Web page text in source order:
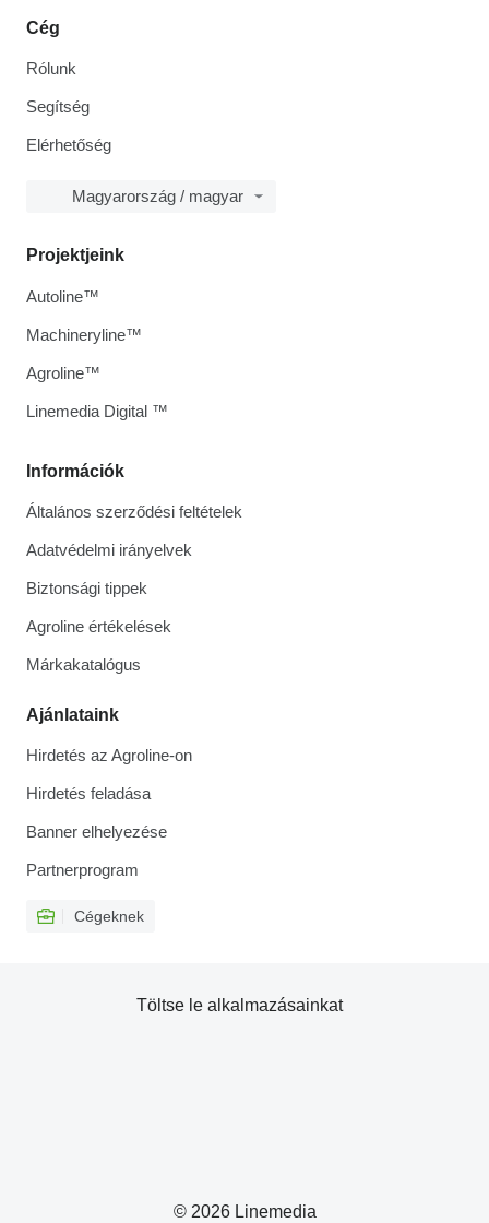
Cég
Rólunk
Segítség
Elérhetőség
Magyarország / magyar
Információk
Általános szerződési feltételek
Adatvédelmi irányelvek
Biztonsági tippek
Agroline értékelések
Márkakatalógus
Ajánlataink
Hirdetés az Agroline-on
Hirdetés feladása
Banner elhelyezése
Partnerprogram
Cégeknek
Projektjeink
Autoline™
Machineryline™
Agroline™
Linemedia Digital ™
© 2026 Linemedia
Töltse le alkalmazásainkat